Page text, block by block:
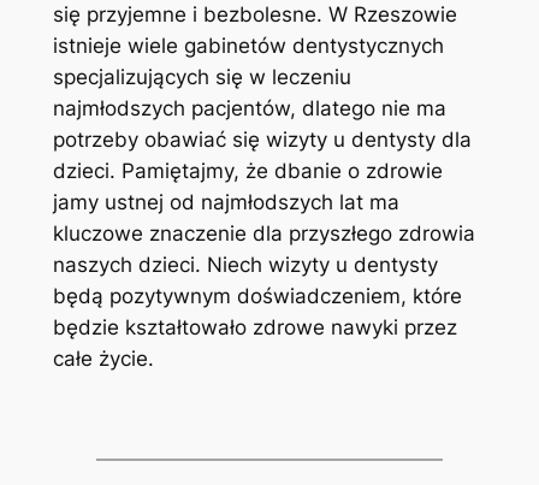
się przyjemne i bezbolesne. W Rzeszowie
istnieje wiele gabinetów dentystycznych
specjalizujących się w leczeniu
najmłodszych pacjentów, dlatego nie ma
potrzeby obawiać się wizyty u dentysty dla
dzieci. Pamiętajmy, że dbanie o zdrowie
jamy ustnej od najmłodszych lat ma
kluczowe znaczenie dla przyszłego zdrowia
naszych dzieci. Niech wizyty u dentysty
będą pozytywnym doświadczeniem, które
będzie kształtowało zdrowe nawyki przez
całe życie.